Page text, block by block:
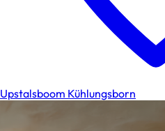
Upstalsboom Kühlungsborn